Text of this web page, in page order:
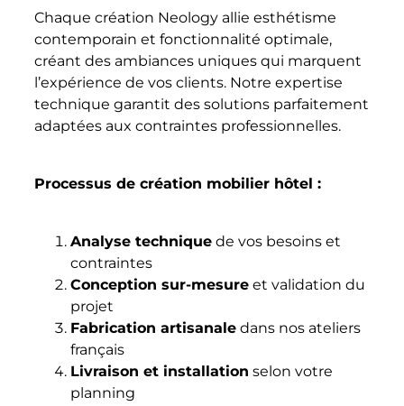
Chaque création Neology allie esthétisme
contemporain et fonctionnalité optimale,
créant des ambiances uniques qui marquent
l’expérience de vos clients. Notre expertise
technique garantit des solutions parfaitement
adaptées aux contraintes professionnelles.
Processus de création mobilier hôtel :
Analyse technique de vos besoins et
contraintes
Conception sur-mesure et validation du
projet
Fabrication artisanale dans nos ateliers
français
Livraison et installation selon votre
planning